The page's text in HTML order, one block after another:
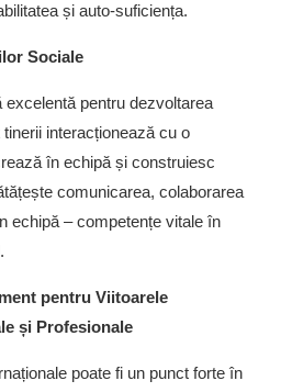
și auto-suficiența.
Sociale
excelentă pentru dezvoltarea
interacționează cu o
în echipă și construiesc
comunicarea, colaborarea
echipă – competențe vitale în
pentru Viitoarele
și Profesionale
poate fi un punct forte în